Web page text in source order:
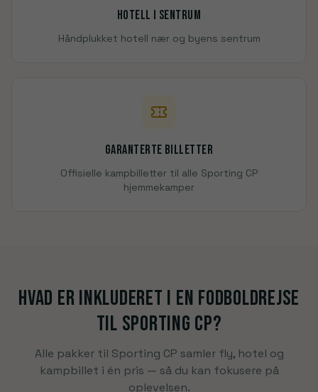
Hotell i sentrum
Håndplukket hotell nær og byens sentrum
Garanterte billetter
Offisielle kampbilletter til alle Sporting CP
hjemmekamper
Hvad er inkluderet i en fodboldrejse
til Sporting CP?
Alle pakker til Sporting CP samler fly, hotel og
kampbillet i én pris — så du kan fokusere på
oplevelsen.